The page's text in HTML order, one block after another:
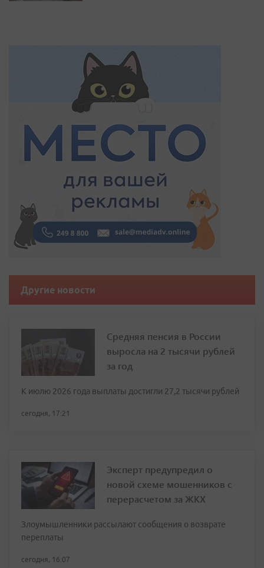
Другие новости
Средняя пенсия в России
выросла на 2 тысячи рублей
за год
К июлю 2026 года выплаты достигли 27,2 тысячи рублей
сегодня, 17:21
Эксперт предупредил о
новой схеме мошенников с
перерасчетом за ЖКХ
Злоумышленники рассылают сообщения о возврате
переплаты
сегодня, 16:07